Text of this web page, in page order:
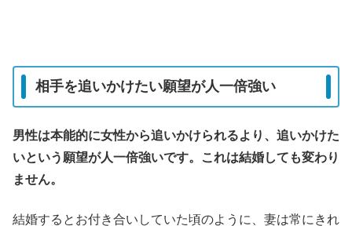
相手を追いかけたい願望が人一倍強い
男性は本能的に女性から追いかけられるより、追いかけた
いという願望が人一倍強いです。これは結婚しても変わり
ません。
結婚するとお付き合いしていた頃のように、妻は常にきれ